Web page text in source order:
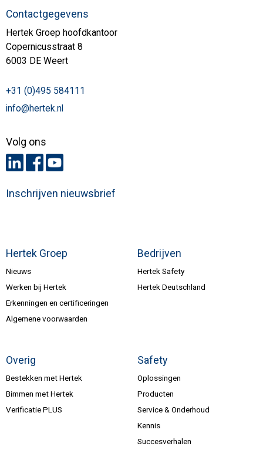
Hertek Groep
Nieuws
Werken bij Hertek
Erkenningen en certificeringen
Algemene voorwaarden
Bedrijven
Hertek Safety
Hertek Deutschland
Overig
Bestekken met Hertek
Bimmen met Hertek
Verificatie PLUS
Safety
Oplossingen
Producten
Service & Onderhoud
Kennis
Succesverhalen
Contactgegevens
Hertek Groep hoofdkantoor
Copernicusstraat 8
6003 DE Weert
+31 (0)495 584111
info@hertek.nl
Volg ons
Inschrijven nieuwsbrief